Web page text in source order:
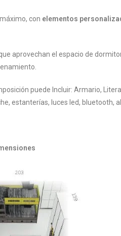
con elementos
aprovechan el espacio de
puede Incluir: Armario,
estanterías, luces led, bluetooth,